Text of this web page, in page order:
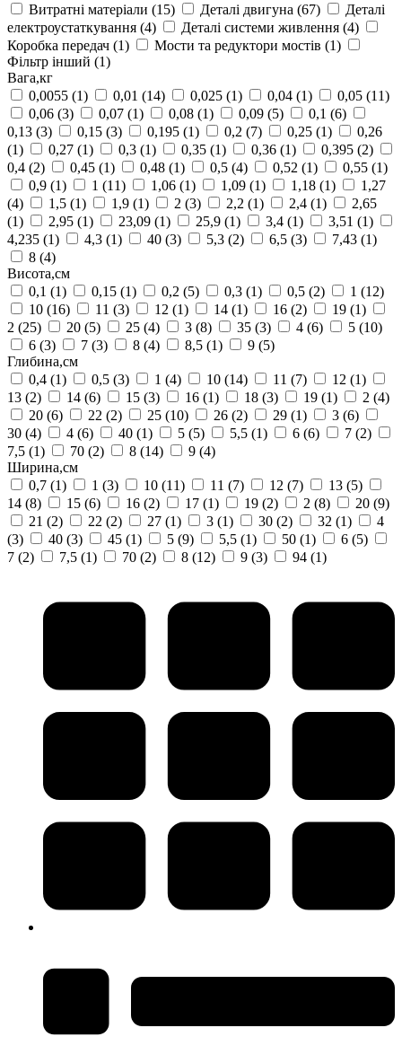
Витратні матеріали (15) Деталі двигуна (67)
Деталі
електроустаткування (4) Деталі системи живлення (4)
Коробка передач (1) Мости та редуктори мостів (1)
Фільтр інший (1)
Вага,кг
0,0055 (1) 0,01 (14) 0,025 (1) 0,04 (1) 0,05 (11)
0,06 (3) 0,07 (1) 0,08 (1) 0,09 (5) 0,1 (6)
0,13 (3) 0,15 (3) 0,195 (1) 0,2 (7) 0,25 (1)
0,26
(1)
0,27 (1) 0,3 (1) 0,35 (1) 0,36 (1) 0,395 (2)
0,4 (2) 0,45 (1) 0,48 (1) 0,5 (4) 0,52 (1) 0,55 (1)
0,9 (1) 1 (11) 1,06 (1) 1,09 (1) 1,18 (1)
1,27
(4)
1,5 (1) 1,9 (1) 2 (3) 2,2 (1) 2,4 (1)
2,65
(1)
2,95 (1) 23,09 (1) 25,9 (1) 3,4 (1) 3,51 (1)
4,235 (1) 4,3 (1) 40 (3) 5,3 (2) 6,5 (3) 7,43 (1)
8 (4)
Висота,см
0,1 (1) 0,15 (1) 0,2 (5) 0,3 (1) 0,5 (2) 1 (12)
10 (16) 11 (3) 12 (1) 14 (1) 16 (2) 19 (1)
2 (25) 20 (5) 25 (4) 3 (8) 35 (3) 4 (6) 5 (10)
6 (3) 7 (3) 8 (4) 8,5 (1) 9 (5)
Глибина,см
0,4 (1) 0,5 (3) 1 (4) 10 (14) 11 (7) 12 (1)
13 (2) 14 (6) 15 (3) 16 (1) 18 (3) 19 (1) 2 (4)
20 (6) 22 (2) 25 (10) 26 (2) 29 (1) 3 (6)
30 (4) 4 (6) 40 (1) 5 (5) 5,5 (1) 6 (6) 7 (2)
7,5 (1) 70 (2) 8 (14) 9 (4)
Ширина,см
0,7 (1) 1 (3) 10 (11) 11 (7) 12 (7) 13 (5)
14 (8) 15 (6) 16 (2) 17 (1) 19 (2) 2 (8) 20 (9)
21 (2) 22 (2) 27 (1) 3 (1) 30 (2) 32 (1)
4
(3)
40 (3) 45 (1) 5 (9) 5,5 (1) 50 (1) 6 (5)
7 (2) 7,5 (1) 70 (2) 8 (12) 9 (3) 94 (1)